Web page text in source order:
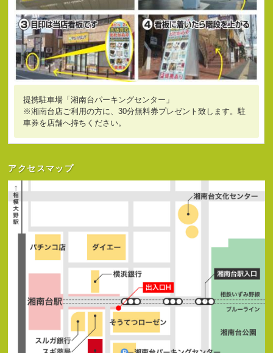
提携駐車場「湘南台パーキングセンター」
※湘南台店ご利用の方に、30分無料券プレゼント致します。駐
車券を店舗へ持ちください。
アクセスマップ